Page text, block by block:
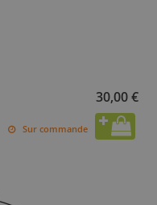
30,00 €
Sur commande